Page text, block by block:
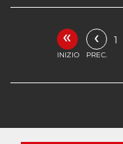
«
INIZIO
‹
PREC.
1